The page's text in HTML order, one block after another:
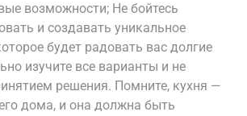
возможности; Не бойтесь
и создавать уникальное
будет радовать вас долгие
изучите все варианты и не
решения. Помните, кухня —
дома, и она должна быть